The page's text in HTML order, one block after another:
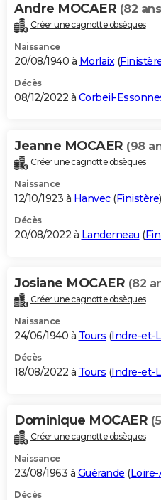
Andre MOCAER (82
Créer une cagnotte obsèques
Naissance
20/08/1940 à Morlaix(
Décès
08/12/2022 à Corbeil-
Jeanne MOCAER (98
Créer une cagnotte obsèques
Naissance
12/10/1923 à Hanvec(Finistère)
Décès
20/08/2022 à Landerneau (
Josiane MOCAER (82
Créer une cagnotte obsèques
Naissance
24/06/1940 à Tours (Indre-et-
Décès
18/08/2022 à Tours (Indre-et-
Dominique MOCAER
Créer une cagnotte obsèques
Naissance
23/08/1963 à Guérande (
Décès